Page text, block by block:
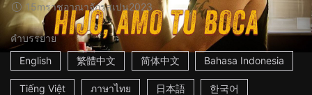
15mราชอาณาจักรสเปน2023
คำบรรยาย
English
繁體中文 简体中文 Bahasa Indonesia
Tiếng Việt ภาษาไทย 日本語 한국어